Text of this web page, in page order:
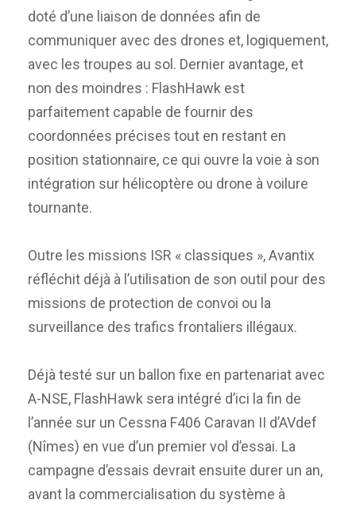
doté d’une liaison de données afin de
communiquer avec des drones et, logiquement,
avec les troupes au sol. Dernier avantage, et
non des moindres : FlashHawk est
parfaitement capable de fournir des
coordonnées précises tout en restant en
position stationnaire, ce qui ouvre la voie à son
intégration sur hélicoptère ou drone à voilure
tournante.
Outre les missions ISR « classiques », Avantix
réfléchit déjà à l’utilisation de son outil pour des
missions de protection de convoi ou la
surveillance des trafics frontaliers illégaux.
Déjà testé sur un ballon fixe en partenariat avec
A-NSE, FlashHawk sera intégré d’ici la fin de
l’année sur un Cessna F406 Caravan II d’AVdef
(Nîmes) en vue d’un premier vol d’essai. La
campagne d’essais devrait ensuite durer un an,
avant la commercialisation du système à